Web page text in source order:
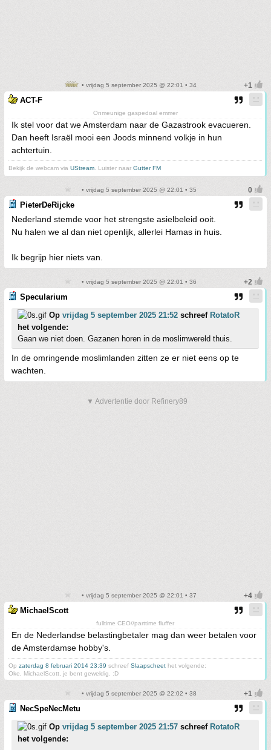
• vrijdag 5 september 2025 @ 22:01 • 34
ACT-F
Onmeunige gaspedoal emmer
Ik stel voor dat we Amsterdam naar de Gazastrook evacueren.
Dan heeft Israël mooi een Joods minnend volkje in hun
achtertuin.
Bekijk de webcam via UStream. Luister naar Gutter FM
• vrijdag 5 september 2025 @ 22:01 • 35
PieterDeRijcke
Nederland stemde voor het strengste asielbeleid ooit.
Nu halen we al dan niet openlijk, allerlei Hamas in huis.
Ik begrijp hier niets van.
• vrijdag 5 september 2025 @ 22:01 • 36
Specularium
Op vrijdag 5 september 2025 21:52 schreef RotatoR
het volgende:
Gaan we niet doen. Gazanen horen in de moslimwereld thuis.
In de omringende moslimlanden zitten ze er niet eens op te
wachten.
▼ Advertentie door Refinery89
• vrijdag 5 september 2025 @ 22:01 • 37
MichaelScott
fulltime CEO//parttime fluffer
En de Nederlandse belastingbetaler mag dan weer betalen voor
de Amsterdamse hobby's.
Op zaterdag 8 februari 2014 23:39 schreef Slaapscheet het volgende:
Oke, MichaelScott, je bent geweldig. :D
• vrijdag 5 september 2025 @ 22:02 • 38
NecSpeNecMetu
Op vrijdag 5 september 2025 21:57 schreef RotatoR
het volgende: